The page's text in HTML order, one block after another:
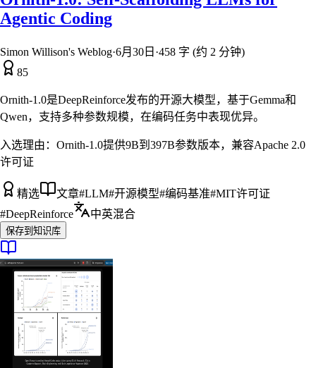
Agentic Coding
Simon Willison's Weblog·6月30日 ·458 字 (约 2 分钟)
85
Ornith-1.0是DeepReinforce发布的开源大模型，基于Gemma和
Qwen，支持多种参数规模，在编码任务中表现优异。
入选理由： Ornith-1.0提供9B到397B参数版本，兼容Apache 2.0
许可证
精选 文章#LLM#开源模型#编码基准#MIT许可证
#DeepReinforce 中英混合
保存到知识库